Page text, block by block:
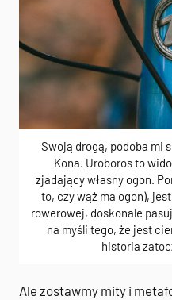
Swoją drogą, podoba mi
Kona. Uroboros to
zjadający własny ogon.
to, czy wąż ma ogon),
rowerowej, doskonale
na myśli tego, że jest
historia
Ale zostawmy mity i